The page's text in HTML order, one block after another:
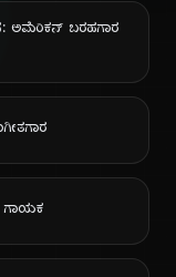
ಬರಹಗಾರ